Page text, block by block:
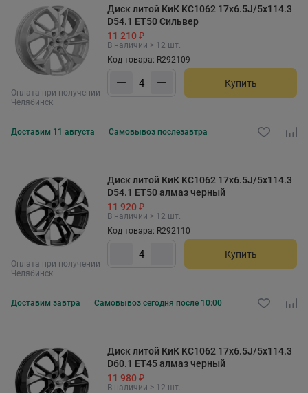
Оплата при получении
Челябинск
Диск литой КиК KC1062 17x6.5J/5x114.3
D54.1 ET50 Сильвер
11 210 ₽
В наличии > 12 шт.
Код товара: R292109
Купить
Доставим 11 августа Самовывоз послезавтра
Оплата при получении
Челябинск
Диск литой КиК KC1062 17x6.5J/5x114.3
D54.1 ET50 алмаз черный
11 920 ₽
В наличии > 12 шт.
Код товара: R292110
Купить
Доставим завтра Самовывоз сегодня после 10:00
Диск литой КиК KC1062 17x6.5J/5x114.3
D60.1 ET45 алмаз черный
11 980 ₽
В наличии > 12 шт.